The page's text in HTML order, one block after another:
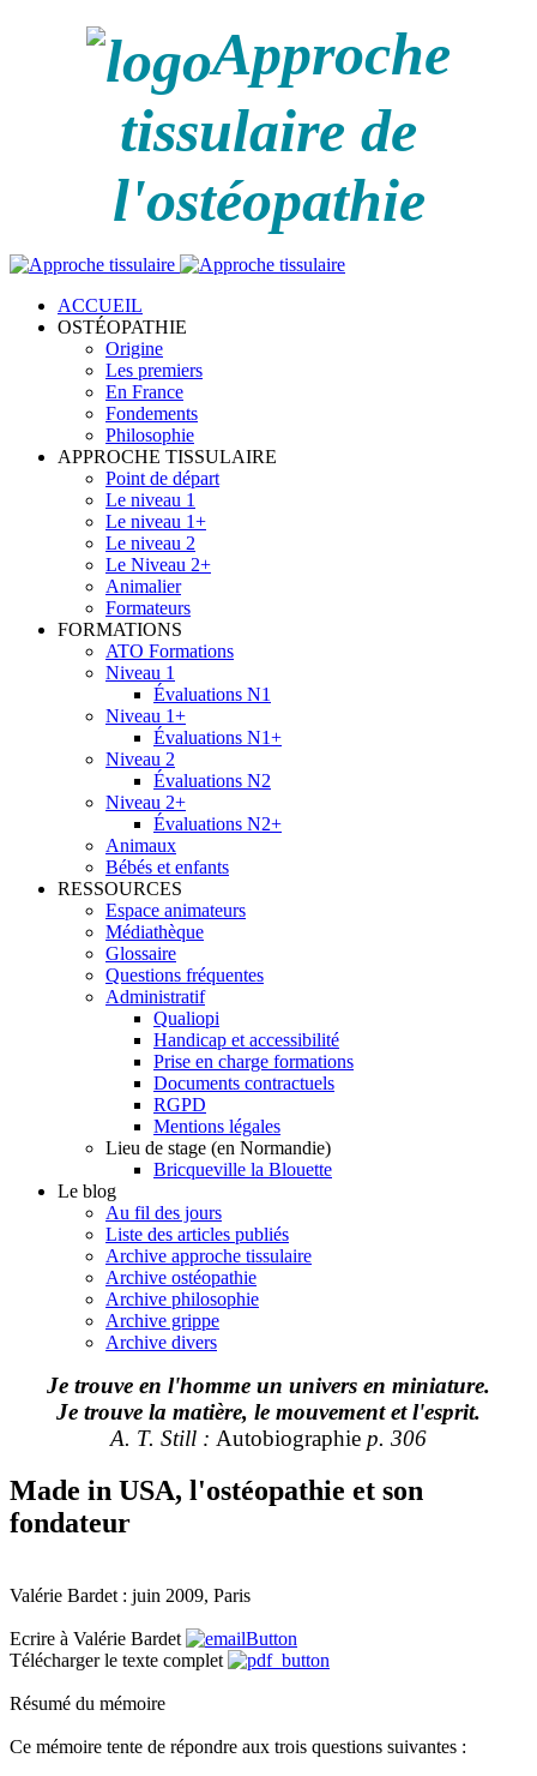
Approche
tissulaire de
l'ostéopathie
ACCUEIL
OSTÉOPATHIE
Origine
Les premiers
En France
Fondements
Philosophie
APPROCHE TISSULAIRE
Point de départ
Le niveau 1
Le niveau 1+
Le niveau 2
Le Niveau 2+
Animalier
Formateurs
FORMATIONS
ATO Formations
Niveau 1
Évaluations N1
Niveau 1+
Évaluations N1+
Niveau 2
Évaluations N2
Niveau 2+
Évaluations N2+
Animaux
Bébés et enfants
RESSOURCES
Espace animateurs
Médiathèque
Glossaire
Questions fréquentes
Administratif
Qualiopi
Handicap et accessibilité
Prise en charge formations
Documents contractuels
RGPD
Mentions légales
Lieu de stage (en Normandie)
Bricqueville la Blouette
Le blog
Au fil des jours
Liste des articles publiés
Archive approche tissulaire
Archive ostéopathie
Archive philosophie
Archive grippe
Archive divers
Je trouve en l'homme un univers en miniature.
Je trouve la matière, le mouvement et l'esprit.
A. T. Still : Autobiographie p. 306
Made in USA, l'ostéopathie et son
fondateur
Valérie Bardet : juin 2009, Paris
Ecrire à Valérie Bardet
Télécharger le texte complet
Résumé du mémoire
Ce mémoire tente de répondre aux trois questions suivantes :